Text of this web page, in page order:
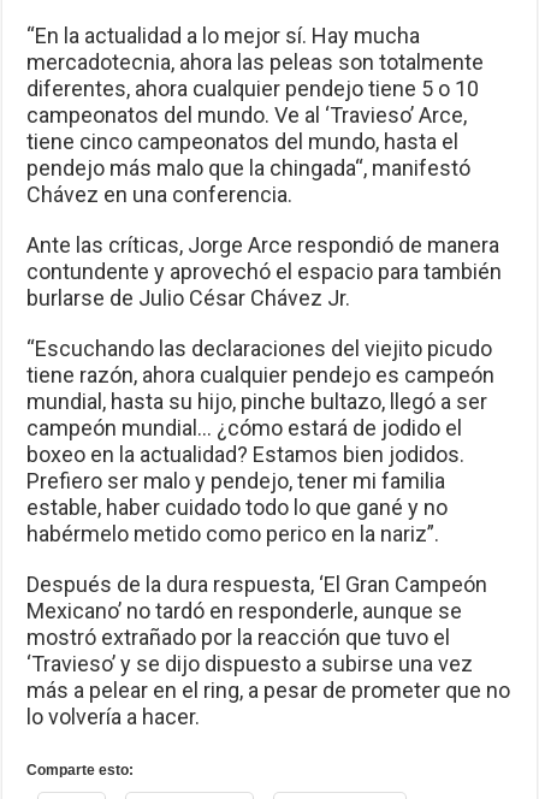
“En la actualidad a lo mejor sí. Hay mucha
mercadotecnia, ahora las peleas son totalmente
diferentes, ahora cualquier pendejo tiene 5 o 10
campeonatos del mundo. Ve al ‘Travieso’ Arce,
tiene cinco campeonatos del mundo, hasta el
pendejo más malo que la chingada“, manifestó
Chávez en una conferencia.
Ante las críticas, Jorge Arce respondió de manera
contundente y aprovechó el espacio para también
burlarse de Julio César Chávez Jr.
“Escuchando las declaraciones del viejito picudo
tiene razón, ahora cualquier pendejo es campeón
mundial, hasta su hijo, pinche bultazo, llegó a ser
campeón mundial… ¿cómo estará de jodido el
boxeo en la actualidad? Estamos bien jodidos.
Prefiero ser malo y pendejo, tener mi familia
estable, haber cuidado todo lo que gané y no
habérmelo metido como perico en la nariz”.
Después de la dura respuesta, ‘El Gran Campeón
Mexicano’ no tardó en responderle, aunque se
mostró extrañado por la reacción que tuvo el
‘Travieso’ y se dijo dispuesto a subirse una vez
más a pelear en el ring, a pesar de prometer que no
lo volvería a hacer.
Comparte esto: